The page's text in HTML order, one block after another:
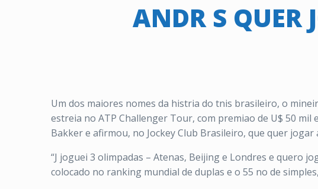
ANDR S QUER
Um dos maiores nomes da histria do tnis brasileiro, o
estreia no ATP Challenger Tour, com premiao de U$ 50
Bakker e afirmou, no Jockey Club Brasileiro, que quer jogar
“J joguei 3 olimpadas – Atenas, Beijing e Londres e quero
colocado no ranking mundial de duplas e o 55 no de